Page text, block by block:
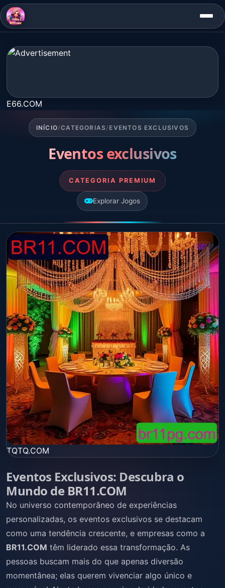
E66.COM
INÍCIO/CATEGORIAS / EVENTOS EXCLUSIVOS
Eventos exclusivos
CATEGORIA PREMIUM
Explorar Jogos
TQTQ.COM
Eventos Exclusivos: Descubra o
Mundo de BR11.COM
No universo contemporâneo de experiências
personalizadas, os eventos exclusivos se destacam
como uma tendência crescente, e empresas como a
BR11.COM têm liderado essa transformação. As
pessoas buscam mais do que apenas diversão
momentânea; elas querem vivenciar algo único e